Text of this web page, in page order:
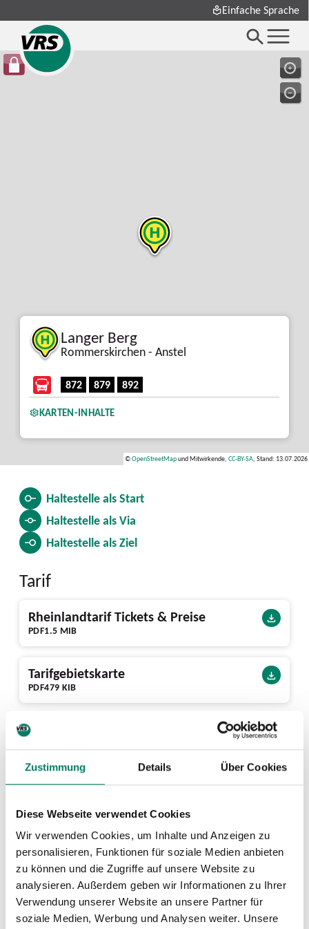
Zustimmung Details Über Cookies
Diese Webseite verwendet Cookies
Wir verwenden Cookies, um Inhalte und Anzeigen zu
personalisieren, Funktionen für soziale Medien anbieten
zu können und die Zugriffe auf unsere Website zu
analysieren. Außerdem geben wir Informationen zu Ihrer
Verwendung unserer Website an unsere Partner für
soziale Medien, Werbung und Analysen weiter. Unsere
Einfache Sprache
Langer Berg
Rommerskirchen - Anstel
872 879 892
KARTEN-INHALTE
©OpenStreetMapund Mitwirkende, CC-BY-SA, Stand: 13.07.2026
Haltestelle alsStart
Haltestelle alsVia
Haltestelle alsZiel
Tarif
PDF1.5 MIB
Rheinlandtarif Tickets & Preise
PDF479 KIB
Tarifgebietskarte
Nächste Abfahrten ab Langer Berg